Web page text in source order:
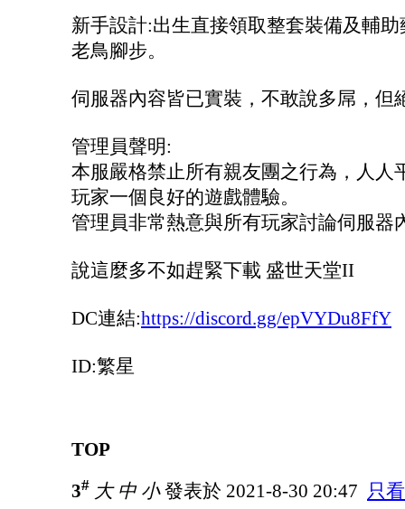
新手設計:出生直接領取整套裝備及輔
老鳥腳步。
伺服器內容皆已實裝，不敢說多屌，
管理員聲明:
本服嚴格禁止所有親友團之行為，人
玩家一個良好的遊戲體驗。
管理員非常熱意與所有玩家討論伺服
說這麼多不如趕緊下載 盛世天堂II
DC連結:https://discord.gg/epVYDu8FfY
ID:繁星
TOP
3# 大 中 小發表於 2021-8-30 20:47 只